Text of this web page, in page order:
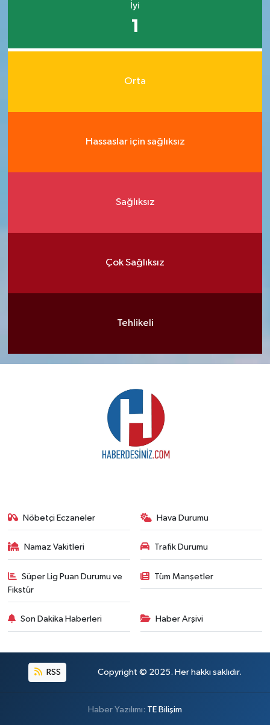
İyi
1
Orta
Hassaslar için sağlıksız
Sağlıksız
Çok Sağlıksız
Tehlikeli
Nöbetçi Eczaneler Hava Durumu
Namaz Vakitleri Trafik Durumu
Süper Lig Puan Durumu ve
Fikstür
Tüm Manşetler
Son Dakika Haberleri Haber Arşivi
RSS Copyright © 2025. Her hakkı saklıdır.
Haber Yazılımı: TE Bilişim